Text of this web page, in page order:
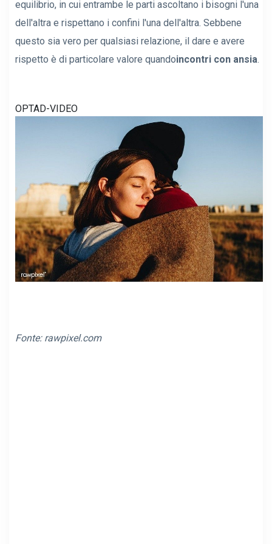
equilibrio, in cui entrambe le parti ascoltano i bisogni l'una
dell'altra e rispettano i confini l'una dell'altra. Sebbene
questo sia vero per qualsiasi relazione, il dare e avere
rispetto è di particolare valore quandoincontri con ansia.
OPTAD-VIDEO
Fonte: rawpixel.com